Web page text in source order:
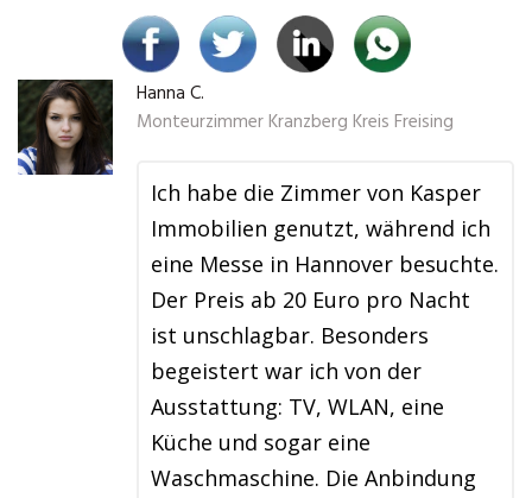
Hanna C.
Monteurzimmer Kranzberg Kreis Freising
Ich habe die Zimmer von Kasper
Immobilien genutzt, während ich
eine Messe in Hannover besuchte.
Der Preis ab 20 Euro pro Nacht
ist unschlagbar. Besonders
begeistert war ich von der
Ausstattung: TV, WLAN, eine
Küche und sogar eine
Waschmaschine. Die Anbindung